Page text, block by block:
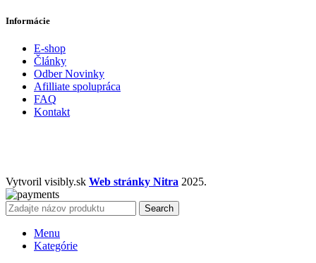
Informácie
E-shop
Články
Odber Novinky
Afilliate spolupráca
FAQ
Kontakt
Vytvoril visibly.sk Web stránky Nitra 2025.
Search
Menu
Kategórie